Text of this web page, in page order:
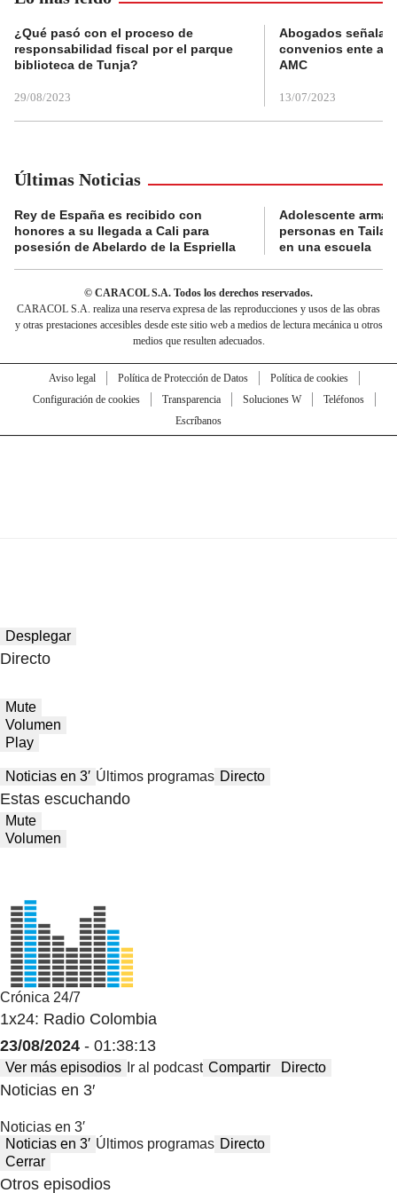
¿Qué pasó con el proceso de
responsabilidad fiscal por el parque
biblioteca de Tunja?
29/08/2023
Abogados
convenios ente
AMC
13/07/2023
Últimas Noticias
Rey de España es recibido con
honores a su llegada a Cali para
posesión de Abelardo de la Espriella
Adolescente
personas en
en una escuela
© CARACOL S.A. Todos los derechos reservados.
CARACOL S.A. realiza una reserva expresa de las reproducciones y usos de las obras
y otras prestaciones accesibles desde este sitio web a medios de lectura mecánica u otros
medios que resulten adecuados.
Aviso legal Política de Protección de Datos
Política de cookies
Configuración de cookies
Transparencia Soluciones W
Teléfonos
Escríbanos
Desplegar
Directo
Mute
Volumen
Play
Noticias en 3′ Últimos programas Directo
Estas escuchando
Mute
Volumen
Crónica 24/7
1x24: Radio Colombia
23/08/2024 - 01:38:13
Ver más episodios Ir al podcast Compartir Directo
Noticias en 3′
Noticias en 3′
Noticias en 3′ Últimos programas Directo
Cerrar
Otros episodios